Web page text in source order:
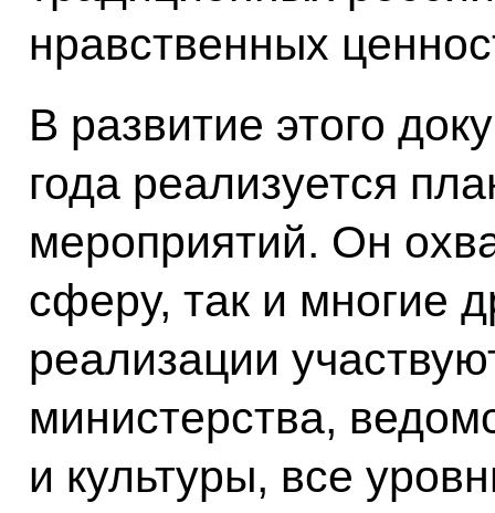
нравственных
В развитие этого
года реализуется
мероприятий. Он
сферу, так и многие
реализации
министерства,
и культуры, все